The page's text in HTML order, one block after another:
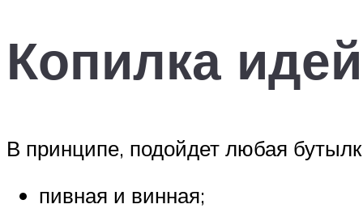
Копилка идей
В принципе, подойдет любая
пивная и винная;